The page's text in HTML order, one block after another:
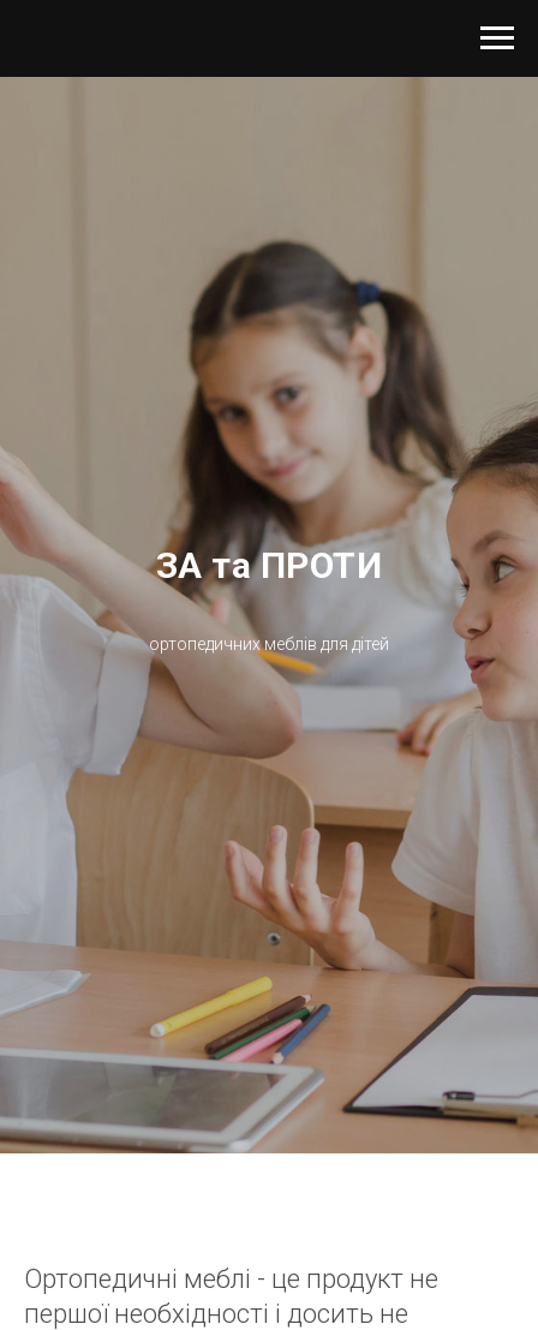
ЗА та ПРОТИ
ортопедичних меблів для дітей
Ортопедичні меблі - це продукт не
першої необхідності і досить не